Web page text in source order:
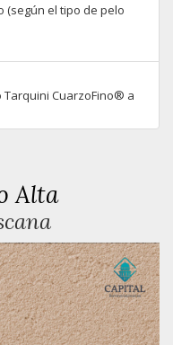
(según el tipo de pelo
Tarquini CuarzoFino® a
Alta